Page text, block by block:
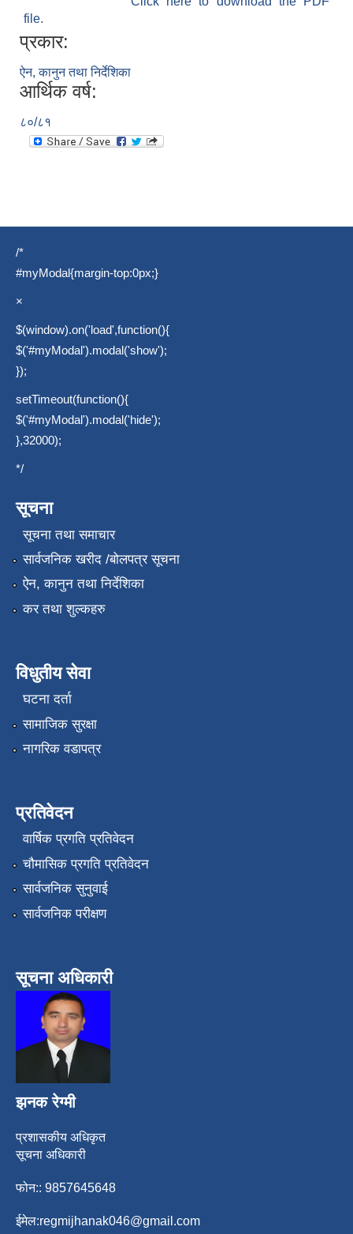
file.
प्रकार:
ऐन, कानुन तथा निर्देशिका
आर्थिक वर्ष:
८०/८१
/*
#myModal{margin-top:0px;}
×
$(window).on('load',function(){
$('#myModal').modal('show');
});
setTimeout(function(){
$('#myModal').modal('hide');
},32000);
*/
सूचना
सूचना तथा समाचार
सार्वजनिक खरीद /बोलपत्र सूचना
ऐन, कानुन तथा निर्देशिका
कर तथा शुल्कहरु
विधुतीय सेवा
घटना दर्ता
सामाजिक सुरक्षा
नागरिक वडापत्र
प्रतिवेदन
वार्षिक प्रगति प्रतिवेदन
चौमासिक प्रगति प्रतिवेदन
सार्वजनिक सुनुवाई
सार्वजनिक परीक्षण
सूचना अधिकारी
झनक रेग्मी
प्रशासकीय अधिकृत
सूचना अधिकारी
फोन:: 9857645648
ईमेल:regmijhanak046@gmail.com